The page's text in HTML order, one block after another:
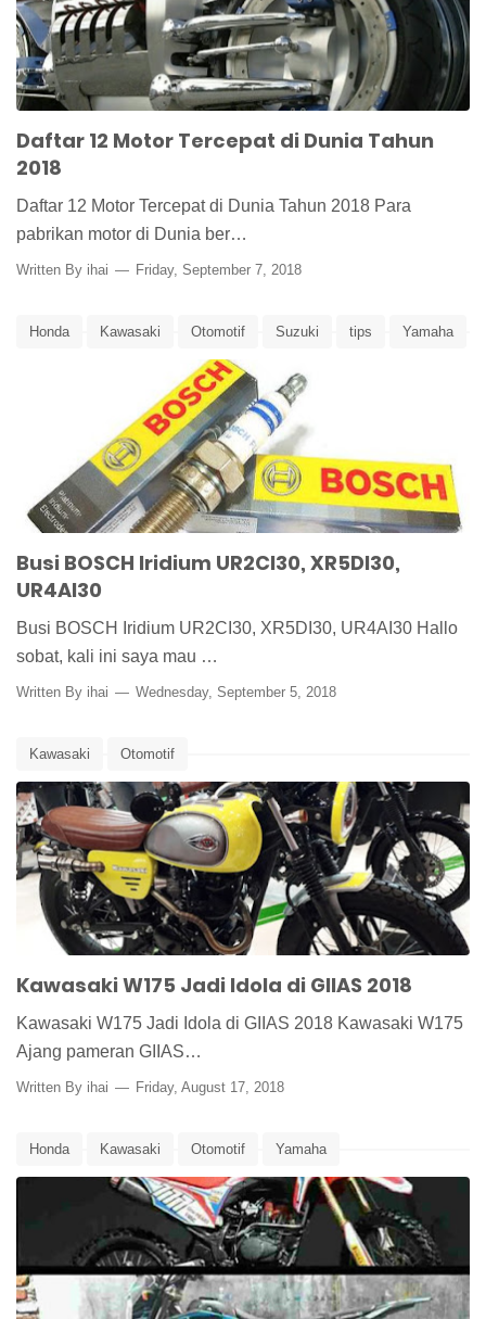
Daftar 12 Motor Tercepat di Dunia Tahun
2018
Daftar 12 Motor Tercepat di Dunia Tahun 2018 Para
pabrikan motor di Dunia ber…
Written By ihai Friday, September 7, 2018
Honda Kawasaki Otomotif Suzuki tips Yamaha
Busi BOSCH Iridium UR2CI30, XR5DI30,
UR4AI30
Busi BOSCH Iridium UR2CI30, XR5DI30, UR4AI30 Hallo
sobat, kali ini saya mau …
Written By ihai Wednesday, September 5, 2018
Kawasaki Otomotif
Kawasaki W175 Jadi Idola di GIIAS 2018
Kawasaki W175 Jadi Idola di GIIAS 2018 Kawasaki W175
Ajang pameran GIIAS…
Written By ihai Friday, August 17, 2018
Honda Kawasaki Otomotif Yamaha